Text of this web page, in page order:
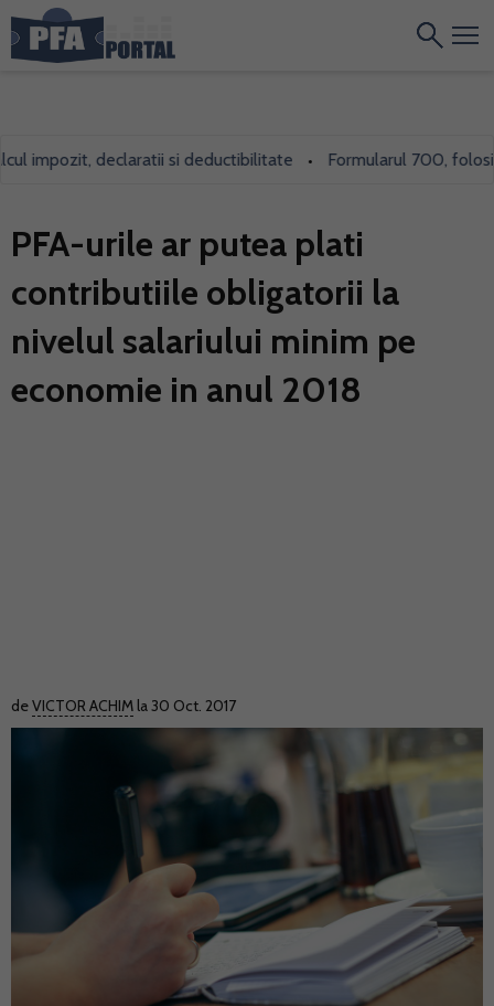
impozit, declaratii si deductibilitate • Formularul 700, folosit
PFA-urile ar putea plati
contributiile obligatorii la
nivelul salariului minim pe
economie in anul 2018
deVICTOR ACHIM la 30 Oct. 2017